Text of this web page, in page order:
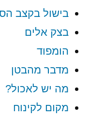
בישול בקצב
בצק אלים
הומפוד
מדבר מהבטן
מה יש לאכול?
מקום לקינוח